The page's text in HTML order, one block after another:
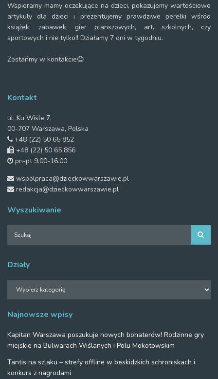
Wspieramy mamy oczekujące na dzieci, pokazujemy wartościowe
artykuły dla dzieci i prezentujemy prawdziwe perełki wśród
książek, zabawek, gier planszowych, art. szkolnych, czy
sportowych i nie tylko!! Działamy 7 dni w tygodniu.
Zostańmy w kontakcie😊
Kontakt
ul. Ku Wiśle 7,
00-707 Warszawa, Polska
+48 (22) 50 65 852
+48 (22) 50 65 856
pn-pt 9.00-16.00
wspolpraca@dzieckowwarszawie.pl
redakcja@dzieckowwarszawie.pl
Wyszukiwanie
Działy
Najnowsze wpisy
Kapitan Warszawa poszukuje nowych bohaterów! Rodzinne gry
miejskie na Bulwarach Wiślanych i Polu Mokotowskim
Tantis na szlaku – strefy offline w beskidzkich schroniskach i
konkurs z nagrodami